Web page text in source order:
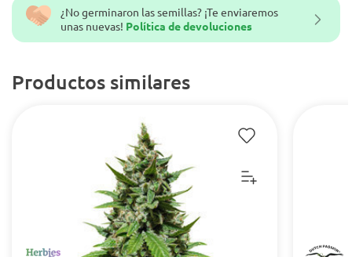
¿No germinaron las semillas? ¡Te enviaremos
unas nuevas! Política de devoluciones
Productos similares